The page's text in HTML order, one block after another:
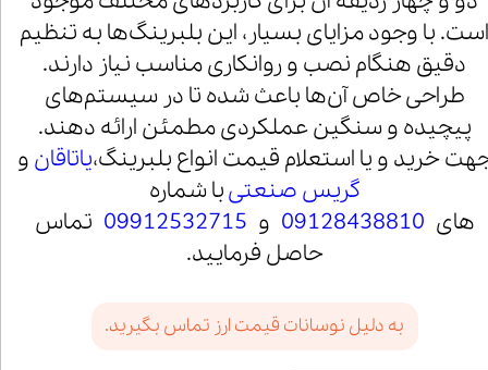
با وجود مزایای بسیار، این بلبرینگ‌ها به تنظیم
دقیق هنگام نصب و روانکاری مناسب نیاز دارند.
طراحی خاص آن‌ها باعث شده تا در سیستم‌های
پیچیده و سنگین عملکردی مطمئن ارائه دهند.
خرید و یا استعلام قیمت انواع بلبرینگ،یاتاقان و
گریس صنعتیبا شماره
های 09128438810 و 09912532715 تماس
حاصل فرمایید.
به دلیل نوسانات قیمت ارز تماس بگیرید.